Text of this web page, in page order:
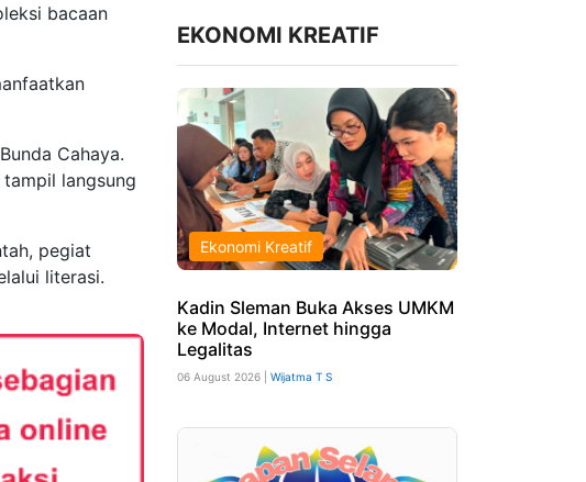
bacaan
Cahaya.
langsung
pegiat
literasi.
EKONOMI KREATIF
Ekonomi Kreatif
Kadin Sleman Buka Akses UMKM
ke Modal, Internet hingga
Legalitas
06 August 2026 | Wijatma T S